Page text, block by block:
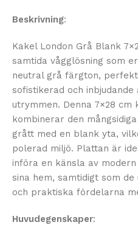
Beskrivning:
Kakel London Grå Blank
samtida vågglösning som
neutral grå färgton,
sofistikerad och
utrymmen. Denna 7×28 cm
kombinerar den
grått med en blank yta,
polerad miljö. Plattan är
införa en känsla av
sina hem, samtidigt som
och praktiska fördelarna
Huvudegenskaper: